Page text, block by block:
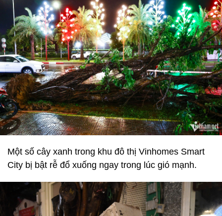
Một số cây xanh trong khu đô thị Vinhomes Smart
City bị bật rễ đổ xuống ngay trong lúc gió mạnh.